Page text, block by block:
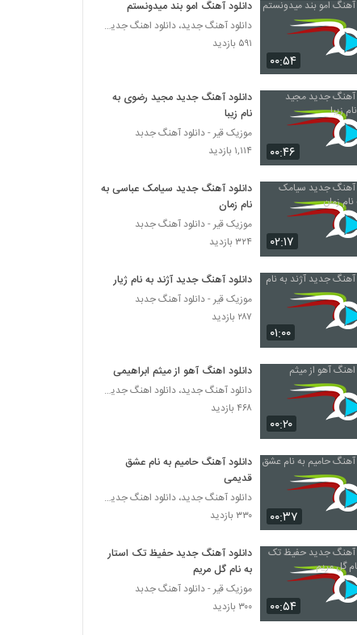
موزیک زیبای جانا از مرتضی ریاحی
۹۷۱ بازدید
۱,۳۱۳ بازدید
دانلود آهنگ تیوان سخته نبودنت
۲,۱۱۴ بازدید
آهنگ عشق دلم از نعمت احمدی(پاپ)
آهنگ فاصله از علیرضا عهدی(پاپ)
۶۹۵ بازدید
دانلود آهنگ تو که نیستی از محمدحسن عزیزی
دانلود آهنگ جدید و زیبای عدنان با نام خیانت
۳,۲۴۵ بازدید
دانلود آهنگ مثل دریا از مهرداد فریار
۱,۶۰۴ بازدید
۱,۳۶۰ بازدید
دانلود آهنگ جدید و زیبای حسام سجادی با نام
بعد از تو
۰۰:۵۴
دانلود آهنگ امو بند میدونستم
دانلود آهنگ جدید، دانلود اهنگ جدید ایرانی
۵۹۱ بازدید
۰۰:۴۶
دانلود آهنگ جدید مجید رضوی به
نام زیبا
موزیک قیر - دانلود آهنگ جدبد
۱,۱۱۴ بازدید
۰۲:۱۷
دانلود آهنگ جدید سیامک عباسی به
نام زمان
موزیک قیر - دانلود آهنگ جدبد
۳۲۴ بازدید
۰۱:۰۰
دانلود آهنگ جدید آژند به نام ژیار
موزیک قیر - دانلود آهنگ جدبد
۲۸۷ بازدید
۰۰:۲۰
دانلود اهنگ آهو از میثم ابراهیمی
دانلود آهنگ جدید، دانلود اهنگ جدید ایرانی
۴۶۸ بازدید
۰۰:۳۷
دانلود آهنگ حامیم به نام عشق
قدیمی
دانلود آهنگ جدید، دانلود اهنگ جدید ایرانی
۳۳۰ بازدید
۰۰:۵۴
دانلود آهنگ جدید حفیظ تک استار
به نام گل مریم
موزیک قیر - دانلود آهنگ جدبد
۳۰۰ بازدید